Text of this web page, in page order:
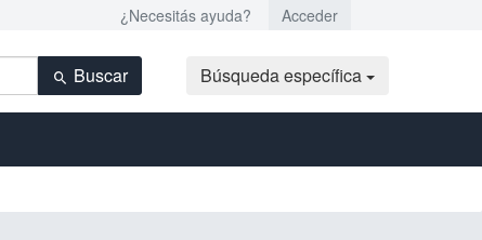
¿Necesitás ayuda? Acceder
Buscar Búsqueda específica